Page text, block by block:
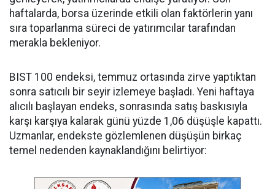
haftalarda, borsa üzerinde etkili olan faktörlerin yanı
sıra toparlanma süreci de yatırımcılar tarafından
merakla bekleniyor.
BIST 100 endeksi, temmuz ortasında zirve yaptıktan
sonra satıcılı bir seyir izlemeye başladı. Yeni haftaya
alıcılı başlayan endeks, sonrasında satış baskısıyla
karşı karşıya kalarak günü yüzde 1,06 düşüşle kapattı.
Uzmanlar, endekste gözlemlenen düşüşün birkaç
temel nedenden kaynaklandığını belirtiyor: